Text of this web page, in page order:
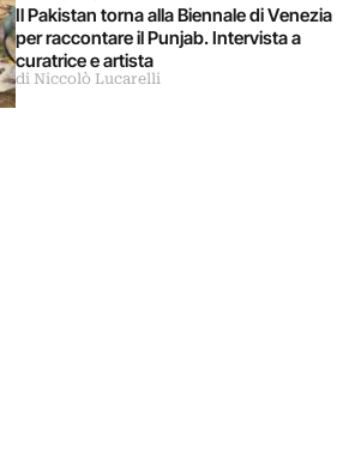
Il Pakistan torna alla Biennale di Venezia
per raccontare il Punjab. Intervista a
curatrice e artista
di Niccolò Lucarelli